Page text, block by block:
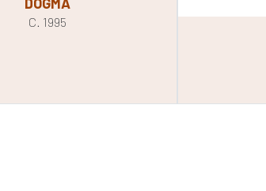
C. 1995